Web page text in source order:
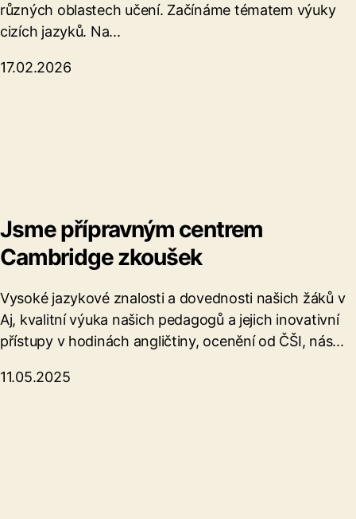
různých oblastech učení. Začínáme tématem výuky
cizích jazyků. Na...
17.02.2026
Jsme přípravným centrem
Cambridge zkoušek
Vysoké jazykové znalosti a dovednosti našich žáků v
Aj, kvalitní výuka našich pedagogů a jejich inovativní
přístupy v hodinách angličtiny, ocenění od ČŠI, nás...
11.05.2025